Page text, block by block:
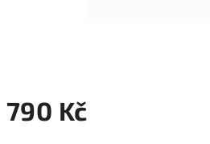
790 Kč